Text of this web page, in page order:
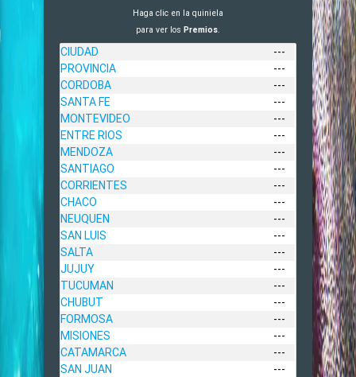
Haga clic en la quiniela
para ver los Premios.
CIUDAD
---
PROVINCIA
---
CORDOBA
---
SANTA FE
---
MONTEVIDEO
---
ENTRE RIOS
---
MENDOZA
---
SANTIAGO
---
CORRIENTES
---
CHACO
---
NEUQUEN
---
SAN LUIS
---
SALTA
---
JUJUY
---
TUCUMAN
---
CHUBUT
---
FORMOSA
---
MISIONES
---
CATAMARCA
---
SAN JUAN
---